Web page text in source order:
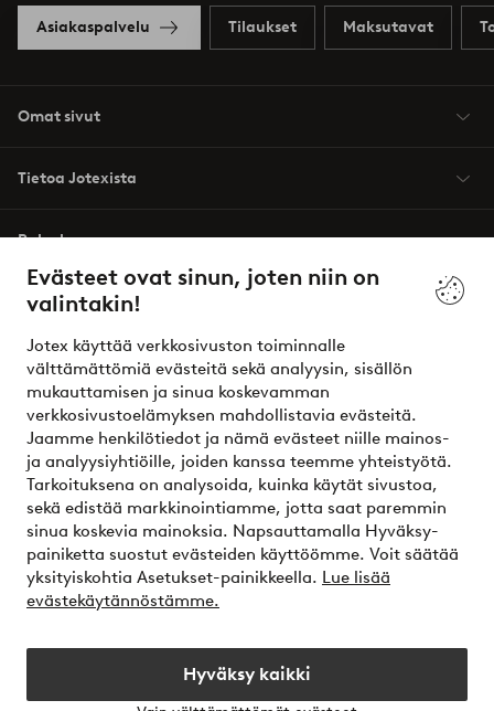
Evästeet ovat sinun, joten niin on
valintakin!
Jotex käyttää verkkosivuston toiminnalle
välttämättömiä evästeitä sekä analyysin, sisällön
mukauttamisen ja sinua koskevamman
verkkosivustoelämyksen mahdollistavia evästeitä.
Jaamme henkilötiedot ja nämä evästeet niille mainos-
ja analyysiyhtiöille, joiden kanssa teemme yhteistyötä.
Tarkoituksena on analysoida, kuinka käytät sivustoa,
sekä edistää markkinointiamme, jotta saat paremmin
sinua koskevia mainoksia. Napsauttamalla Hyväksy-
painiketta suostut evästeiden käyttöömme. Voit säätää
yksityiskohtia Asetukset-painikkeella. Lue lisää
evästekäytännöstämme.
Hyväksy kaikki
Asiakaspalvelu Tilaukset Maksutavat
Omat sivut
Tietoa Jotexista
Palvelumme
Ehdot
Ystävät
Turvalliset maksut – maksa nyt tai erissä
Haluatko tietää lisää maksuvaihtoehdoistamme?
elpy